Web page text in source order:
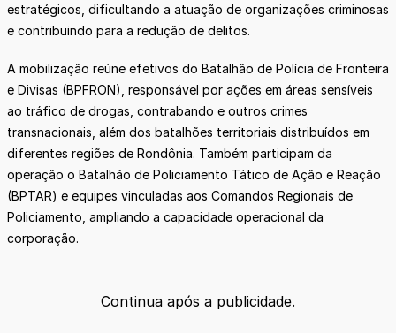
estratégicos, dificultando a atuação de organizações criminosas
e contribuindo para a redução de delitos.
A mobilização reúne efetivos do Batalhão de Polícia de Fronteira
e Divisas (BPFRON), responsável por ações em áreas sensíveis
ao tráfico de drogas, contrabando e outros crimes
transnacionais, além dos batalhões territoriais distribuídos em
diferentes regiões de Rondônia. Também participam da
operação o Batalhão de Policiamento Tático de Ação e Reação
(BPTAR) e equipes vinculadas aos Comandos Regionais de
Policiamento, ampliando a capacidade operacional da
corporação.
Continua após a publicidade.